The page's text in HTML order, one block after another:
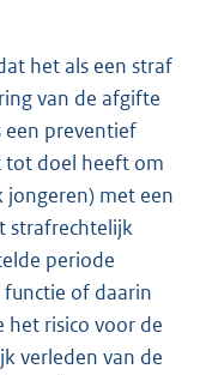
het als een straf
van de afgifte
een preventief
tot doel heeft om
met een
strafrechtelijk
periode
of daarin
het risico voor de
verleden van de